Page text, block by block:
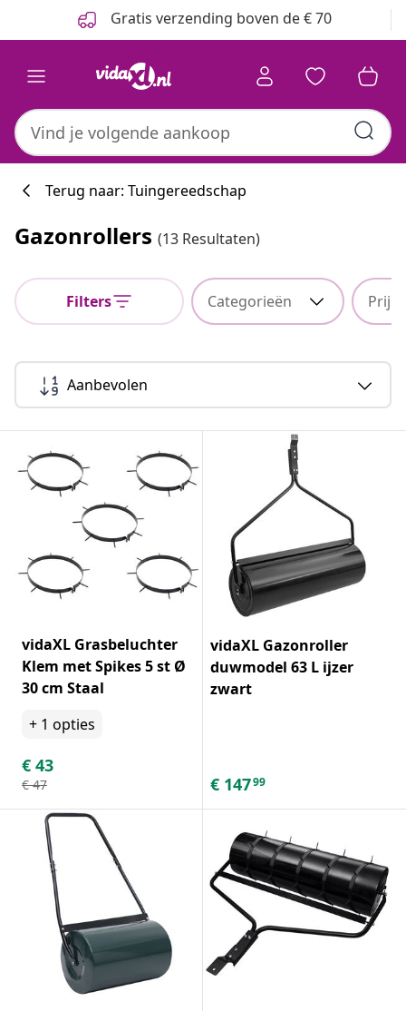
Gratis verzending boven de € 70
Terug naar: Tuingereedschap
Gazonrollers (13 Resultaten)
Filters Categorieën Prijs
Aanbevolen
vidaXL Grasbeluchter
Klem met Spikes 5 st Ø
30 cm Staal
+ 1 opties
€ 43
€ 47
vidaXL Gazonroller
duwmodel 63 L ijzer
zwart
€ 14799